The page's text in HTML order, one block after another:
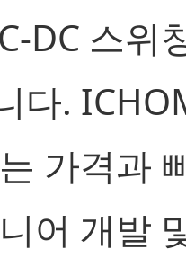
DC 스위
다.
가격과
어 개발